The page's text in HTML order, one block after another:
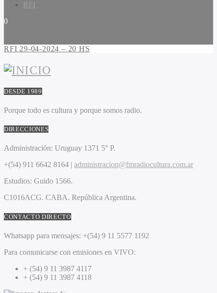
RFI
0
RFI 29-04-2024 – 20 HS
DESDE 1989
Porque todo es cultura y porque somos radio.
DIRECCIONES
Administración: Uruguay 1371 5° P.
+(54) 911 6642 8164 | administracion@fmradiocultura.com.ar
Estudios: Guido 1566.
C1016ACG. CABA. República Argentina.
CONTACTO DIRECTO
Whatsapp para mensajes: +(54) 9 11 5577 1192
Para comunicarse con emisiones en VIVO:
+ (54) 9 11 3987 4117
+ (54) 9 11 3987 4118